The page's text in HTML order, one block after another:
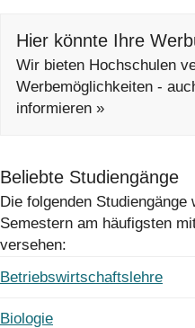
Hier könnte Ihre
Wir bieten Hochschulen
Werbemöglichkeiten -
informieren »
Beliebte Studiengänge
Die folgenden
Semestern am häufigsten
versehen:
Betriebswirtschaftslehre
Biologie